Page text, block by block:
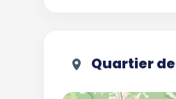
Quartier de